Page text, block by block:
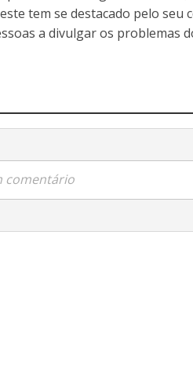
tem se destacado pelo
a divulgar os problemas
comentário